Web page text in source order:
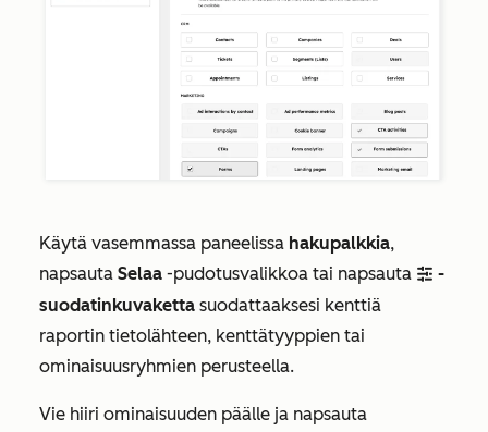
Käytä vasemmassa paneelissa hakupalkkia,
napsauta Selaa -pudotusvalikkoa tai napsauta filter -
suodatinkuvaketta suodattaaksesi kenttiä
raportin tietolähteen, kenttätyyppien tai
ominaisuusryhmien perusteella.
Vie hiiri ominaisuuden päälle ja napsauta